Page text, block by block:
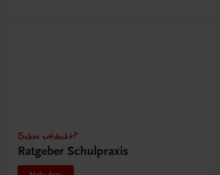
Schon entdeckt?
Ratgeber Schulpraxis